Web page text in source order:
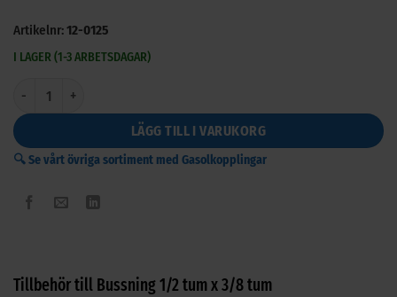
Artikelnr:12-0125
I LAGER (1-3 ARBETSDAGAR)
LÄGG TILL I VARUKORG
🔍 Se vårt övriga sortiment med Gasolkopplingar
Tillbehör till Bussning 1/2 tum x 3/8 tum